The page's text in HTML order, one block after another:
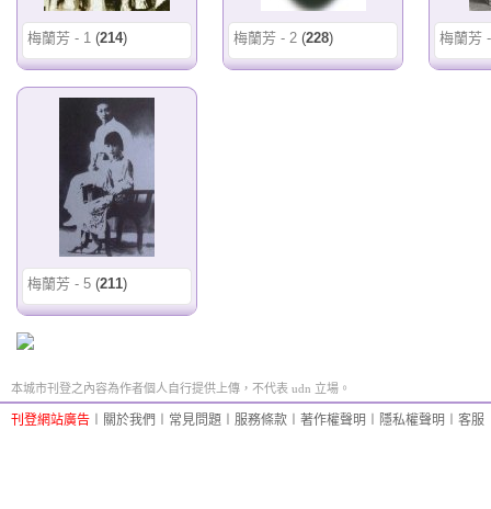
梅蘭芳 - 1 (214) 梅蘭芳 - 2 (228) 梅蘭芳
梅蘭芳 - 5 (211)
本城市刊登之內容為作者個人自行提供上傳，不代表 udn 立場。
刊登網站廣告 關於我們 常見問題 服務條款 著作權聲明 隱私權聲明 客服